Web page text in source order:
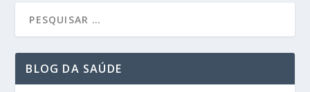
BLOG DA SAÚDE